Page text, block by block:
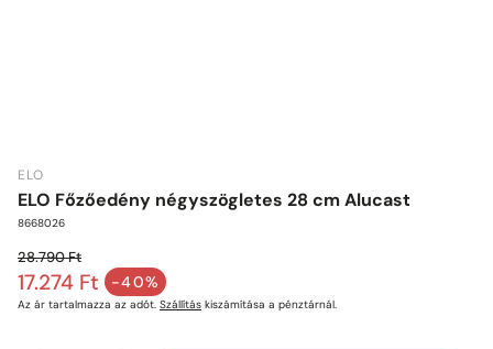
ELO
ELO Főzőedény négyszögletes 28 cm Alucast
Cikkszám:
8668026
17.274 Ft -40%
Akciós ár
Normál ár
28.790 Ft
Az ár tartalmazza az adót. Szállítás kiszámítása a pénztárnál.